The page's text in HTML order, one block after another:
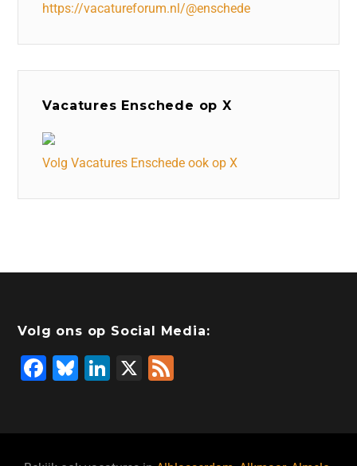
https://vacatureforum.nl/@enschede
Vacatures Enschede op X
Volg Vacatures Enschede ook op X
Volg ons op Social Media:
F
Bl
Li X